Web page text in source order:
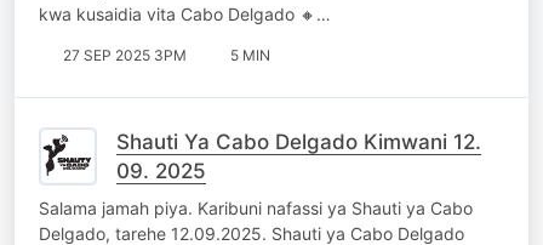
kwa kusaidia vita Cabo Delgado 🔸…
27 SEP 2025 3PM 5 MIN
Shauti Ya Cabo Delgado Kimwani 12.
09. 2025
Salama jamah piya. Karibuni nafassi ya Shauti ya Cabo
Delgado, tarehe 12.09.2025. Shauti ya Cabo Delgado